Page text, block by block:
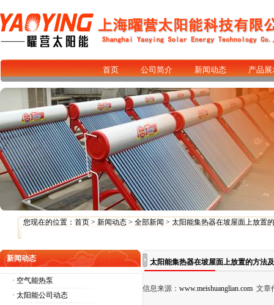
首页 公司简介 新闻动态 产品展
您现在的位置： 首页 > 新闻动态 > 全部新闻 > 太阳能集热器在坡屋面上放置
新闻动态
· 空气能热泵
· 太阳能公司动态
太阳能集热器在坡屋面上放置的方法
信息来源： www.meishuanglian.com 文章